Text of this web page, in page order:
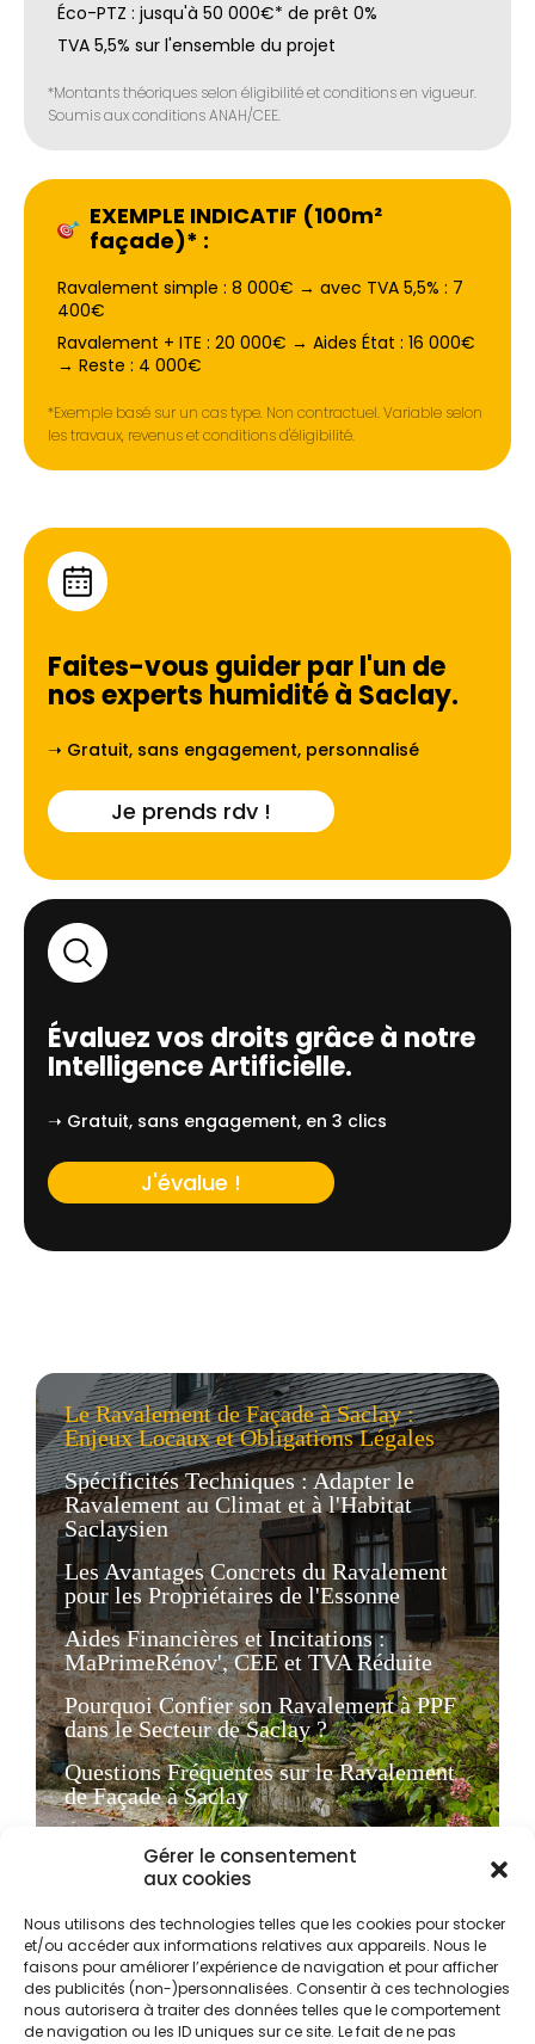
Gérer le consentement
aux cookies
Nous utilisons des technologies telles que les cookies pour stocker
et/ou accéder aux informations relatives aux appareils. Nous le
faisons pour améliorer l’expérience de navigation et pour afficher
des publicités (non-)personnalisées. Consentir à ces technologies
nous autorisera à traiter des données telles que le comportement
de navigation ou les ID uniques sur ce site. Le fait de ne pas
Éco-PTZ : jusqu'à 50 000€* de prêt 0%
TVA 5,5% sur l'ensemble du projet
*Montants théoriques selon éligibilité et conditions en vigueur.
Soumis aux conditions ANAH/CEE.
EXEMPLE INDICATIF (100m²
façade)* :
Ravalement simple : 8 000€ → avec TVA 5,5% : 7
400€
Ravalement + ITE : 20 000€ → Aides État : 16 000€
→ Reste : 4 000€
*Exemple basé sur un cas type. Non contractuel. Variable selon
les travaux, revenus et conditions d'éligibilité.
Faites-vous guider par l'un de
nos experts humidité à Saclay.
➝ Gratuit, sans engagement, personnalisé
Je prends rdv !
Évaluez vos droits grâce à notre
Intelligence Artificielle.
➝ Gratuit, sans engagement, en 3 clics
J'évalue !
Le Ravalement de Façade à Saclay :
Enjeux Locaux et Obligations Légales
Spécificités Techniques : Adapter le
Ravalement au Climat et à l'Habitat
Saclaysien
Les Avantages Concrets du Ravalement
pour les Propriétaires de l'Essonne
Aides Financières et Incitations :
MaPrimeRénov', CEE et TVA Réduite
Pourquoi Confier son Ravalement à PPF
dans le Secteur de Saclay ?
Questions Fréquentes sur le Ravalement
de Façade à Saclay
Le Ravalement de Façade
Obligations Légales
Sur le Plateau de Saclay, l'entretien du patrimoine